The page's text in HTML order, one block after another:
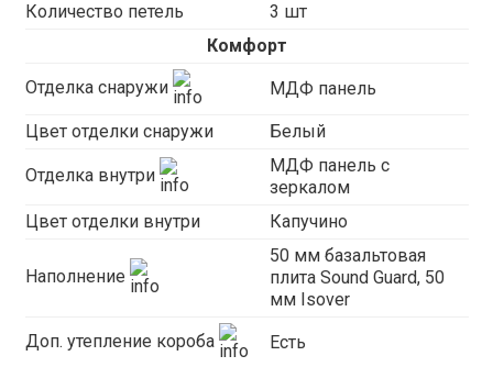
Количество петель
3 шт
Комфорт
Отделка снаружи МДФ панель
Цвет отделки снаружи Белый
Отделка внутри
МДФ панель с
зеркалом
Цвет отделки внутри
Капучино
Наполнение
50 мм базальтовая
плита Sound Guard, 50
мм Isover
Доп. утепление короба Есть